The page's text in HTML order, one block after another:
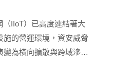
（IIoT）已高度連結著大
施的營運環境，資安威脅
變為橫向擴散與跨域滲